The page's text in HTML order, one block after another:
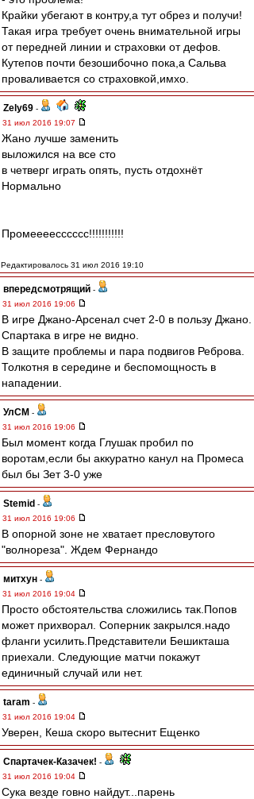
Крайки убегают в контру,а тут обрез и получи!
Такая игра требует очень внимательной игры
от передней линии и страховки от дефов.
Кутепов почти безошибочно пока,а Сальва
проваливается со страховкой,имхо.
Zely69 -
31 июл 2016 19:07
Жано лучше заменить
выложился на все сто
в четверг играть опять, пусть отдохнёт
Нормально
Промеееесссссс!!!!!!!!!!!
Редактировалось 31 июл 2016 19:10
впередсмотрящий -
31 июл 2016 19:06
В игре Джано-Арсенал счет 2-0 в пользу Джано.
Спартака в игре не видно.
В защите проблемы и пара подвигов Реброва.
Толкотня в середине и беспомощность в
нападении.
УлСМ -
31 июл 2016 19:06
Был момент когда Глушак пробил по
воротам,если бы аккуратно канул на Промеса
был бы Зет 3-0 уже
Stemid -
31 июл 2016 19:06
В опорной зоне не хватает пресловутого
"волнореза". Ждем Фернандо
митхун -
31 июл 2016 19:04
Просто обстоятельства сложились так.Попов
может прихворал. Соперник закрылся.надо
фланги усилить.Представители Бешикташа
приехали. Следующие матчи покажут
единичный случай или нет.
taram -
31 июл 2016 19:04
Уверен, Кеша скоро вытеснит Ещенко
Спартачек-Казачек! -
31 июл 2016 19:04
Сука везде говно найдут...парень